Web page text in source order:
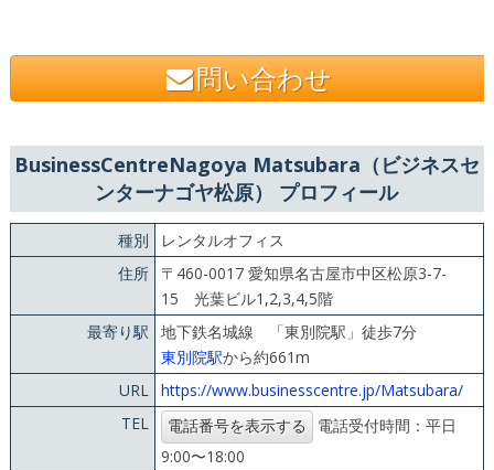
問い合わせ
BusinessCentreNagoya Matsubara（ビジネスセ
ンターナゴヤ松原） プロフィール
種別
レンタルオフィス
住所
〒460-0017 愛知県名古屋市中区松原3-7-
15 光葉ビル1,2,3,4,5階
最寄り駅
地下鉄名城線 「東別院駅」徒歩7分
東別院駅から約661m
URL
https://www.businesscentre.jp/Matsubara/
TEL
電話受付時間：平日
9:00〜18:00